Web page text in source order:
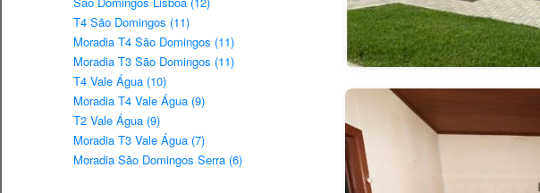
T4 São Domingos (11)
Moradia T4 São Domingos (11)
Moradia T3 São Domingos (11)
T4 Vale Água (10)
Moradia T4 Vale Água (9)
T2 Vale Água (9)
Moradia T3 Vale Água (7)
Moradia São Domingos Serra (6)